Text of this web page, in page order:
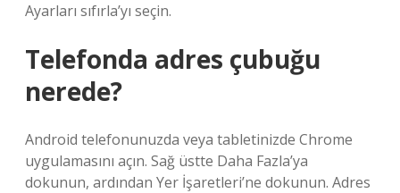
Ayarları sıfırla’yı seçin.
Telefonda adres çubuğu
nerede?
Android telefonunuzda veya tabletinizde Chrome
uygulamasını açın. Sağ üstte Daha Fazla’ya
dokunun, ardından Yer İşaretleri’ne dokunun. Adres